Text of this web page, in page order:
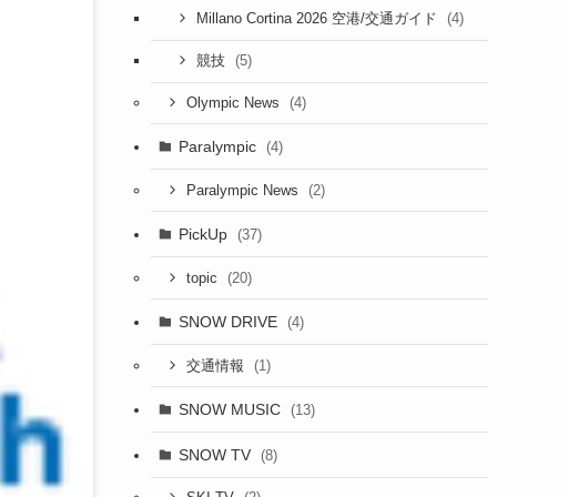
Millano Cortina 2026 空港/交通ガイド (4)
競技 (5)
Olympic News (4)
Paralympic (4)
Paralympic News (2)
PickUp (37)
topic (20)
SNOW DRIVE (4)
交通情報 (1)
SNOW MUSIC (13)
SNOW TV (8)